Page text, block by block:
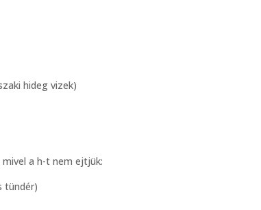
hideg vizek)
a h-t nem ejtjük:
tündér)